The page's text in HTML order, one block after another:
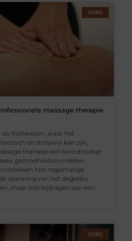
ZORG
massage therapie
Rotterdam, waar het
en stressvol kan zijn,
therapie een broodnodige
gezondheidsvoordelen.
hoe regelmatige
spanning van het dagelijks
maar ook bijdragen aan een
ZORG